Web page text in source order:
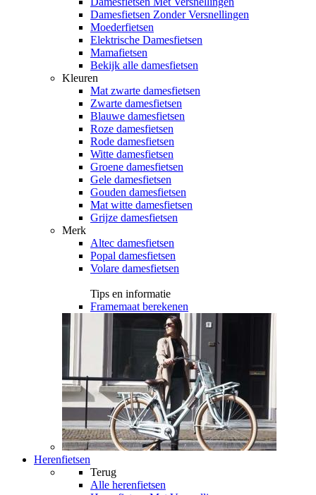
Damesfietsen Zonder Versnellingen
Moederfietsen
Elektrische Damesfietsen
Mamafietsen
Bekijk alle damesfietsen
Kleuren
Mat zwarte damesfietsen
Zwarte damesfietsen
Blauwe damesfietsen
Roze damesfietsen
Rode damesfietsen
Witte damesfietsen
Groene damesfietsen
Gele damesfietsen
Gouden damesfietsen
Mat witte damesfietsen
Grijze damesfietsen
Merk
Altec damesfietsen
Popal damesfietsen
Volare damesfietsen
Tips en informatie
Framemaat berekenen
Herenfietsen
Terug
Alle herenfietsen